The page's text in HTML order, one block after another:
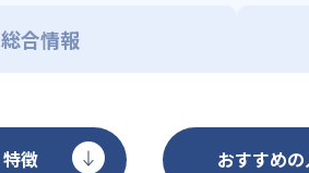
総合情報
特徴 おすすめ